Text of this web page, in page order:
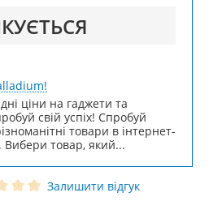
ціни на гаджети та
свій успіх! Спробуй
товари в інтернет-
Вибери товар, який...
Залишити відгук